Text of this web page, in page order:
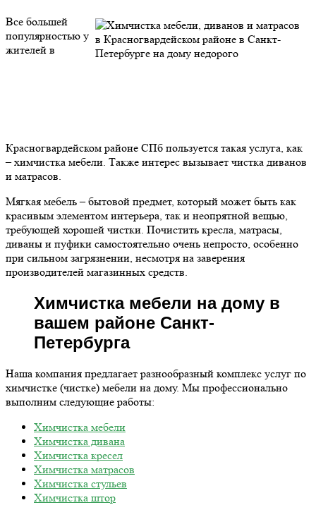
Все большей
популярностью у
жителей в
Красногвардейском районе СПб пользуется такая услуга, как
– химчистка мебели. Также интерес вызывает чистка диванов
и матрасов.
Мягкая мебель – бытовой предмет, который может быть как
красивым элементом интерьера, так и неопрятной вещью,
требующей хорошей чистки. Почистить кресла, матрасы,
диваны и пуфики самостоятельно очень непросто, особенно
при сильном загрязнении, несмотря на заверения
производителей магазинных средств.
Химчистка мебели на дому в
вашем районе Санкт-
Петербурга
Наша компания предлагает разнообразный комплекс услуг по
химчистке (чистке) мебели на дому. Мы профессионально
выполним следующие работы:
Химчистка мебели
Химчистка дивана
Химчистка кресел
Химчистка матрасов
Химчистка стульев
Химчистка штор